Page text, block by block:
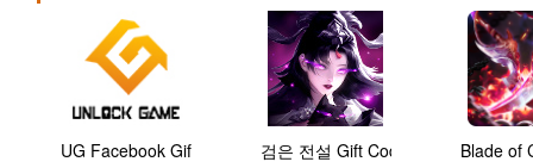
UG Facebook Gift Code
검은 전설 Gift Code
Blade of